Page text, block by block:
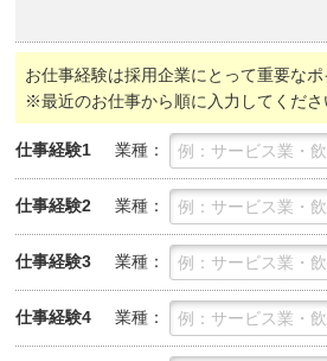
お仕事経験は採用企業にとって重要な
※最近のお仕事から順に入力してくだ
仕事経験1 業種：
仕事経験2 業種：
仕事経験3 業種：
仕事経験4 業種：